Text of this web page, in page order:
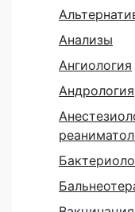
Анализы
Ангиология
Андрология